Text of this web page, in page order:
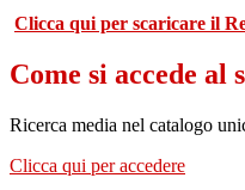
Clicca qui per scaricare il
Come si accede al
Ricerca media nel catalogo
Clicca qui per accedere